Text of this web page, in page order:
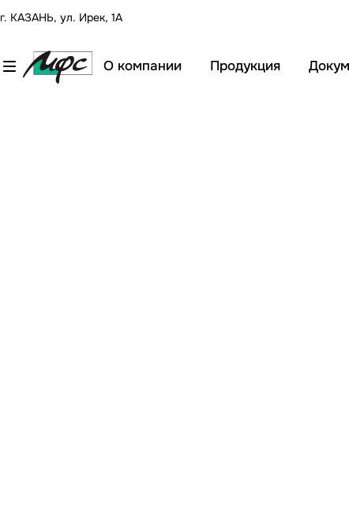
г. КАЗАНЬ, ул. Ирек, 1А
О компании Продукция